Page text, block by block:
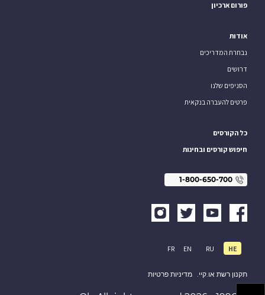
פורום ארכיון
אודות
נבחרת המדריכים
דרושים
הסניפים שלנו
פרטים להעברה בנקאית
כל הקורסים
חיפוש קורסים ובחינות
1-800-650-700
תקנון רשת או.קיי. מדיניות פרטיות
HE
RU
EN
FR